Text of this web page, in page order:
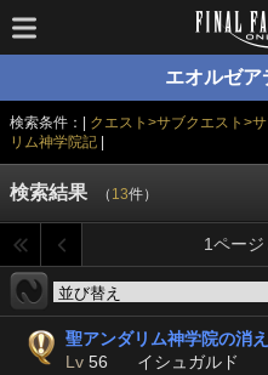
エオルゼア
検索条件：| クエスト>サブクエスト>
リム神学院記|
検索結果 （ 13件）
1ペー
聖アンダリム神学院の消
Lv 56 イシュガルド